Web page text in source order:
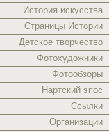
История искусства
Страницы Истории
Детское творчество
Фотохудожники
Фотообзоры
Нартский эпос
Ссылки
Организации